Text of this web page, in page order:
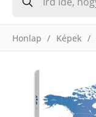
Honlap Képek